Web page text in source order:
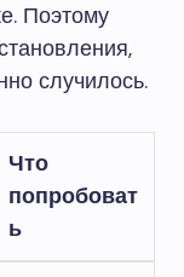
Поэтому
случилось.
Что
попробоват
ь